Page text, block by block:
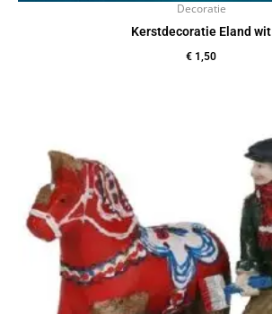
Decoratie
Kerstdecoratie Eland wit
€ 1,50